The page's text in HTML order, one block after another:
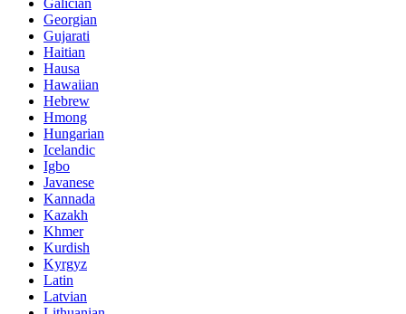
Georgian
Gujarati
Haitian
Hausa
Hawaiian
Hebrew
Hmong
Hungarian
Icelandic
Igbo
Javanese
Kannada
Kazakh
Khmer
Kurdish
Kyrgyz
Latin
Latvian